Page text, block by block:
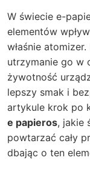
W świecie e-
elementów
właśnie
utrzymanie go w
żywotność
lepszy smak i
artykule krok po
e papieros, jakie
powtarzać cały
dbając o ten